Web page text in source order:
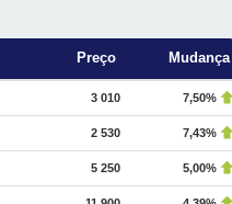
Preço Mudança
3 010 7,50%
2 530 7,43%
5 250 5,00%